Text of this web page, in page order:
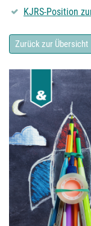
KJRS-Position
Zurück zur Übersicht